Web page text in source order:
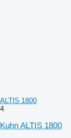
ALTIS 1800
4
Kuhn ALTIS 1800